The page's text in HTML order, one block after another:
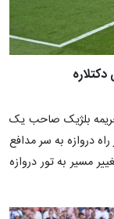
جریمه بلژیک صاحب یک
دروازه به سر مدافع
مسیر به تور دروازه